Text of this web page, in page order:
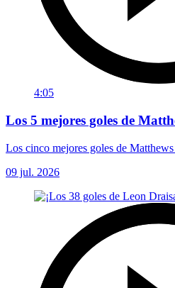
4:05
Los 5 mejores goles de
Los cinco mejores goles de
09 jul. 2026